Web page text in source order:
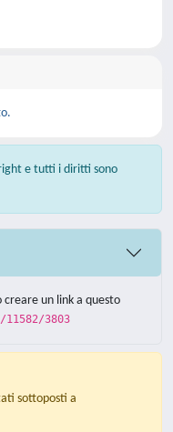
e tutti i diritti sono
un link a questo
3803
sottoposti a